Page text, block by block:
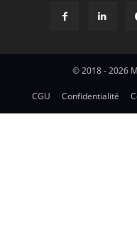
© 2018 - 2026
CGU Confidentialité